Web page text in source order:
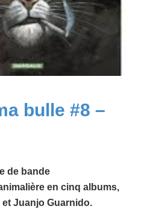
bulle #8 –
de bande
en cinq albums,
Juanjo Guarnido.